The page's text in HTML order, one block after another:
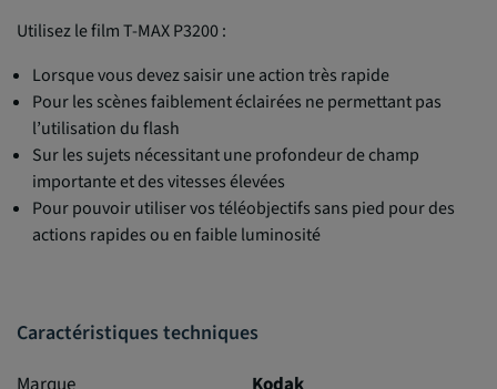
Utilisez le film T-MAX P3200 :
Lorsque vous devez saisir une action très rapide
Pour les scènes faiblement éclairées ne permettant pas
l’utilisation du flash
Sur les sujets nécessitant une profondeur de champ
importante et des vitesses élevées
Pour pouvoir utiliser vos téléobjectifs sans pied pour des
actions rapides ou en faible luminosité
Caractéristiques techniques